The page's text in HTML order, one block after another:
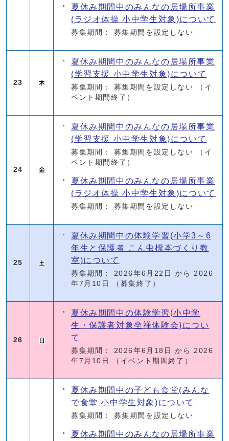
夏休み期間中のみんなの居場所事業
(ラジオ体操 小中学生対象)について
募集期間： 募集期間を設定しない
23
夏休み期間中のみんなの居場所事業
(学習支援 小中学生対象)について
募集期間： 募集期間を設定しない
（イ
ベント期間終了）
24
夏休み期間中のみんなの居場所事業
(学習支援 小中学生対象)について
募集期間： 募集期間を設定しない
（イ
ベント期間終了）
夏休み期間中のみんなの居場所事業
(ラジオ体操 小中学生対象)について
募集期間： 募集期間を設定しない
25
夏休み期間中の体験学習(小学3～6
年生と保護者 こん虫標本づくり教
室)について
募集期間： 2026年6月22日 から 2026
年7月10日
（募集終了）
26
夏休み期間中の体験学習(小中学
生・保護者対象坐禅体験会)につい
て
募集期間： 2026年6月18日 から 2026
年7月10日
（イベント期間終了）
夏休み期間中の子ども食堂(みんな
で食堂 小中学生対象)について
募集期間： 募集期間を設定しない
夏休み期間中のみんなの居場所事業